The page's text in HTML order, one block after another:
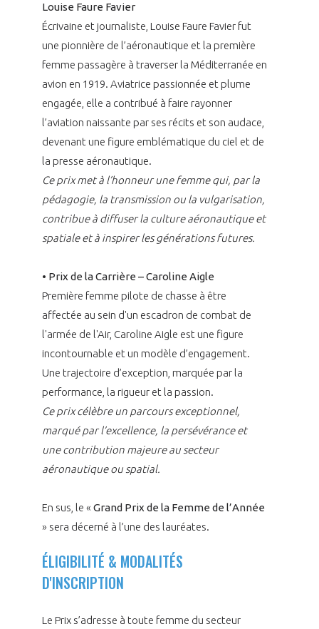
Louise Faure Favier
Écrivaine et journaliste, Louise Faure Favier fut
une pionnière de l’aéronautique et la première
femme passagère à traverser la Méditerranée en
avion en 1919. Aviatrice passionnée et plume
engagée, elle a contribué à faire rayonner
l’aviation naissante par ses récits et son audace,
devenant une figure emblématique du ciel et de
la presse aéronautique.
Ce prix met à l’honneur une femme qui, par la
pédagogie, la transmission ou la vulgarisation,
contribue à diffuser la culture aéronautique et
spatiale et à inspirer les générations futures.
• Prix de la Carrière – Caroline Aigle
Première femme pilote de chasse à être
affectée au sein d'un escadron de combat de
l'armée de l'Air, Caroline Aigle est une figure
incontournable et un modèle d’engagement.
Une trajectoire d’exception, marquée par la
performance, la rigueur et la passion.
Ce prix célèbre un parcours exceptionnel,
marqué par l’excellence, la persévérance et
une contribution majeure au secteur
aéronautique ou spatial.
En sus, le « Grand Prix de la Femme de l’Année
» sera décerné à l’une des lauréates.
ÉLIGIBILITÉ & MODALITÉS
D'INSCRIPTION
Le Prix s’adresse à toute femme du secteur